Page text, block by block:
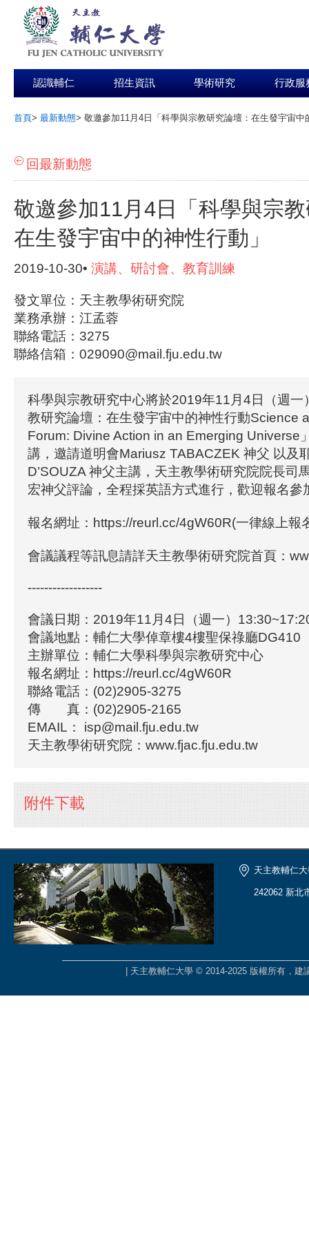
認識輔仁 招生資訊 學術研究 行政服
首頁> 最新動態> 敬邀參加11月4日「科學與宗教研究論壇：在生發宇宙中
回最新動態
敬邀參加11月4日「科學與宗
在生發宇宙中的神性行動」
2019-10-30• 演講、研討會、教育訓練
發文單位：天主教學術研究院
業務承辦：江孟蓉
聯絡電話：3275
聯絡信箱：029090@mail.fju.edu.tw
科學與宗教研究中心將於2019年11月4日（週一
教研究論壇：在生發宇宙中的神性行動Science
Forum: Divine Action in an Emerging Universe
講，邀請道明會Mariusz TABACZEK 神父 以及
D’SOUZA 神父主講，天主教學術研究院院長司
宏神父評論，全程採英語方式進行，歡迎報名參
報名網址：https://reurl.cc/4gW60R(一律線上報
會議議程等訊息請詳天主教學術研究院首頁：
------------------
會議日期：2019年11月4日（週一）
會議地點：輔仁大學倬章樓4樓聖保祿廳DG410
主辦單位：輔仁大學科學與宗教研究中心
報名網址：https://reurl.cc/4gW60R
聯絡電話：(02)2905-3275
傳 真：(02)2905-2165
EMAIL： isp@mail.fju.edu.tw
天主教學術研究院：www.fjac.fju.edu.tw
附件下載
天主教輔仁
242062 新北
| 天主教輔仁大學 © 2014-2025 版權所有，